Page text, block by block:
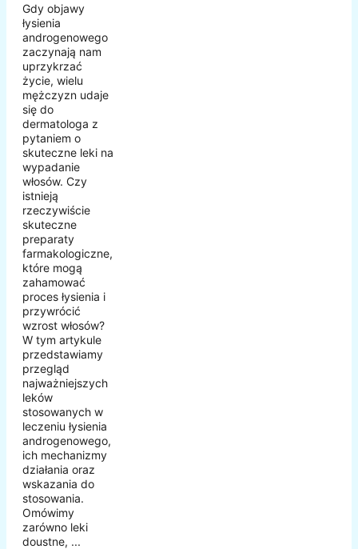
Gdy objawy
łysienia
androgenowego
zaczynają nam
uprzykrzać
życie, wielu
mężczyzn udaje
się do
dermatologa z
pytaniem o
skuteczne leki na
wypadanie
włosów. Czy
istnieją
rzeczywiście
skuteczne
preparaty
farmakologiczne,
które mogą
zahamować
proces łysienia i
przywrócić
wzrost włosów?
W tym artykule
przedstawiamy
przegląd
najważniejszych
leków
stosowanych w
leczeniu łysienia
androgenowego,
ich mechanizmy
działania oraz
wskazania do
stosowania.
Omówimy
zarówno leki
doustne, ...